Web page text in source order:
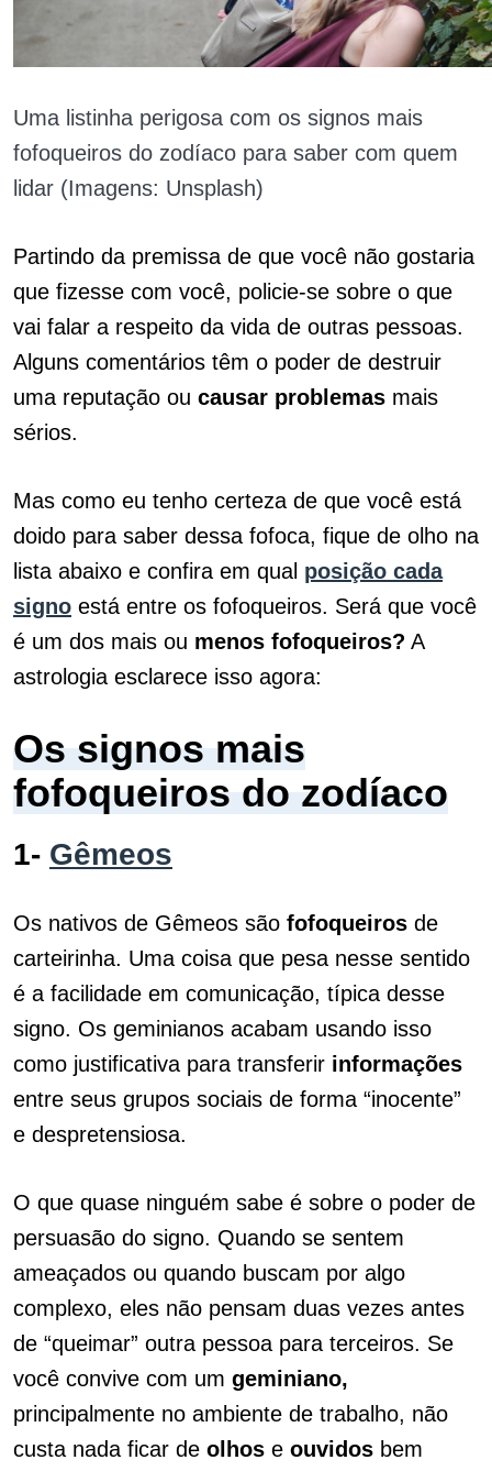
Uma listinha perigosa com os signos mais
fofoqueiros do zodíaco para saber com quem
lidar (Imagens: Unsplash)
Partindo da premissa de que você não gostaria
que fizesse com você, policie-se sobre o que
vai falar a respeito da vida de outras pessoas.
Alguns comentários têm o poder de destruir
uma reputação ou causar problemas mais
sérios.
Mas como eu tenho certeza de que você está
doido para saber dessa fofoca, fique de olho na
lista abaixo e confira em qual posição cada
signo está entre os fofoqueiros. Será que você
é um dos mais ou menos fofoqueiros? A
astrologia esclarece isso agora:
Os signos mais
fofoqueiros do zodíaco
1- Gêmeos
Os nativos de Gêmeos são fofoqueiros de
carteirinha. Uma coisa que pesa nesse sentido
é a facilidade em comunicação, típica desse
signo. Os geminianos acabam usando isso
como justificativa para transferir informações
entre seus grupos sociais de forma “inocente”
e despretensiosa.
O que quase ninguém sabe é sobre o poder de
persuasão do signo. Quando se sentem
ameaçados ou quando buscam por algo
complexo, eles não pensam duas vezes antes
de “queimar” outra pessoa para terceiros. Se
você convive com um geminiano,
principalmente no ambiente de trabalho, não
custa nada ficar de olhos e ouvidos bem